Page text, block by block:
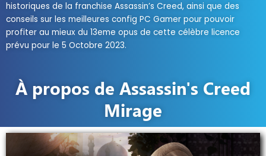
historiques de la franchise Assassin’s Creed, ainsi que des
conseils sur les meilleures config PC Gamer pour pouvoir
profiter au mieux du 13eme opus de cette célèbre licence
prévu pour le 5 Octobre 2023.
À propos de Assassin's Creed
Mirage